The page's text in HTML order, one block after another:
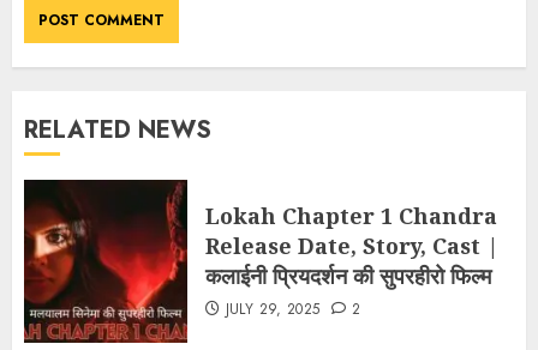
RELATED NEWS
Lokah Chapter 1 Chandra
Release Date, Story, Cast |
कलाईनी प्रियदर्शन की सुपरहीरो फिल्म
JULY 29, 2025 2